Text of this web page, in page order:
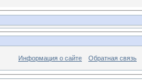
Информация о сайте Обратная связь